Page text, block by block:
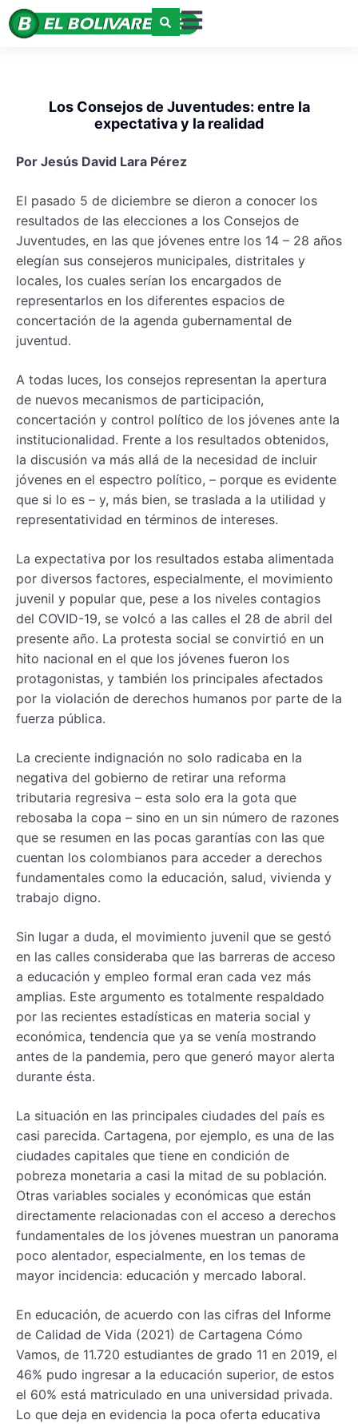
Los Consejos de Juventudes: entre la
expectativa y la realidad
Por Jesús David Lara Pérez
El pasado 5 de diciembre se dieron a conocer los
resultados de las elecciones a los Consejos de
Juventudes, en las que jóvenes entre los 14 – 28 años
elegían sus consejeros municipales, distritales y
locales, los cuales serían los encargados de
representarlos en los diferentes espacios de
concertación de la agenda gubernamental de
juventud.
A todas luces, los consejos representan la apertura
de nuevos mecanismos de participación,
concertación y control político de los jóvenes ante la
institucionalidad. Frente a los resultados obtenidos,
la discusión va más allá de la necesidad de incluir
jóvenes en el espectro político, – porque es evidente
que si lo es – y, más bien, se traslada a la utilidad y
representatividad en términos de intereses.
La expectativa por los resultados estaba alimentada
por diversos factores, especialmente, el movimiento
juvenil y popular que, pese a los niveles contagios
del COVID-19, se volcó a las calles el 28 de abril del
presente año. La protesta social se convirtió en un
hito nacional en el que los jóvenes fueron los
protagonistas, y también los principales afectados
por la violación de derechos humanos por parte de la
fuerza pública.
La creciente indignación no solo radicaba en la
negativa del gobierno de retirar una reforma
tributaria regresiva – esta solo era la gota que
rebosaba la copa – sino en un sin número de razones
que se resumen en las pocas garantías con las que
cuentan los colombianos para acceder a derechos
fundamentales como la educación, salud, vivienda y
trabajo digno.
Sin lugar a duda, el movimiento juvenil que se gestó
en las calles consideraba que las barreras de acceso
a educación y empleo formal eran cada vez más
amplias. Este argumento es totalmente respaldado
por las recientes estadísticas en materia social y
económica, tendencia que ya se venía mostrando
antes de la pandemia, pero que generó mayor alerta
durante ésta.
La situación en las principales ciudades del país es
casi parecida. Cartagena, por ejemplo, es una de las
ciudades capitales que tiene en condición de
pobreza monetaria a casi la mitad de su población.
Otras variables sociales y económicas que están
directamente relacionadas con el acceso a derechos
fundamentales de los jóvenes muestran un panorama
poco alentador, especialmente, en los temas de
mayor incidencia: educación y mercado laboral.
En educación, de acuerdo con las cifras del Informe
de Calidad de Vida (2021) de Cartagena Cómo
Vamos, de 11.720 estudiantes de grado 11 en 2019, el
46% pudo ingresar a la educación superior, de estos
el 60% está matriculado en una universidad privada.
Lo que deja en evidencia la poca oferta educativa